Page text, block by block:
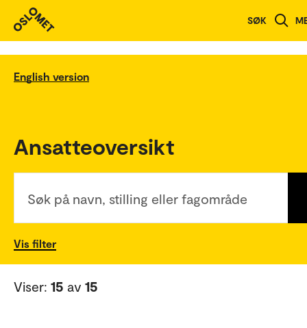
SØK
English version
Ansatteoversikt
Søk på navn, stilling eller fagområde
Vis filter
Viser: 15 av 15